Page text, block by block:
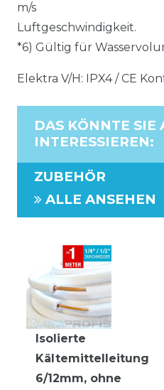
m/s
Luftgeschwindigkeit.
*6) Gültig für
Elektra V/H: IPX4 / CE
DAS KÖNNTE SIE
INTERESSIEREN:
ZUBEHÖR
ALLE ANSEHEN
Isolierte
Kältemittelleitung
6/12mm, ohne